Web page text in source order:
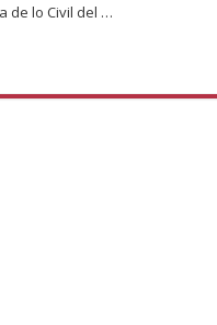
de lo Civil del …